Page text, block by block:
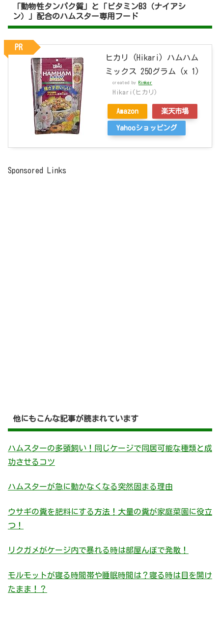
「動物性タンパク質」と「ビタミンB3（ナイアシ
ン）」配合のハムスター専用フード
ヒカリ (Hikari) ハムハム
ミックス 250グラム (x 1)
created by Rinker
Hikari(ヒカリ)
Amazon 楽天市場
Yahooショッピング
PR
Sponsored Links
他にもこんな記事が読まれています
ハムスターの多頭飼い！同じケージで同居可能な種類と成
功させるコツ
ハムスターが急に動かなくなる突然固まる理由
ウサギの糞を肥料にする方法！大量の糞が家庭菜園に役立
つ！
リクガメがケージ内で暴れる時は部屋んぽで発散！
モルモットが寝る時間帯や睡眠時間は？寝る時は目を開け
たまま！？